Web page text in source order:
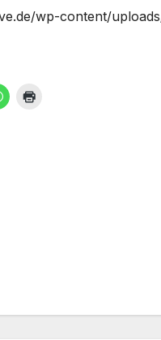
wp-content/